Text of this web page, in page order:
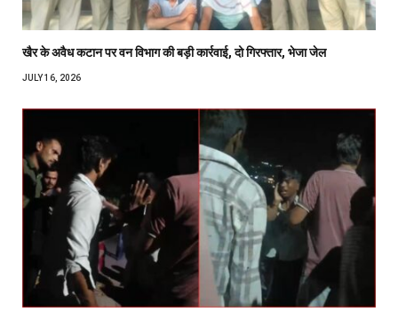
खैर के अवैध कटान पर वन विभाग की बड़ी कार्रवाई, दो गिरफ्तार, भेजा जेल
JULY 16, 2026